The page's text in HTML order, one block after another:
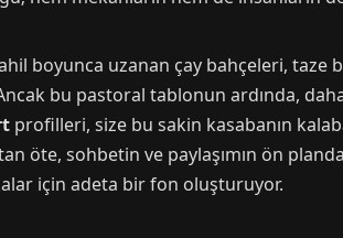
boyunca uzanan çay bahçeleri, taze
bu pastoral tablonun ardında,
profilleri, size bu sakin kasabanın
öte, sohbetin ve paylaşımın ön
için adeta bir fon oluşturuyor.